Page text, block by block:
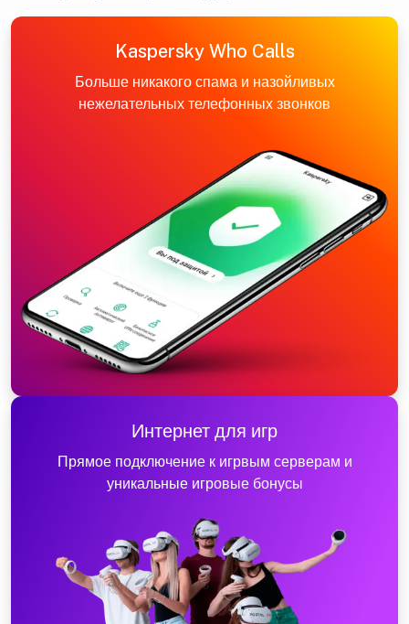
Kaspersky Who Calls
Больше никакого спама и назойливых
нежелательных телефонных звонков
Интернет для игр
Прямое подключение к игрвым серверам и
уникальные игровые бонусы